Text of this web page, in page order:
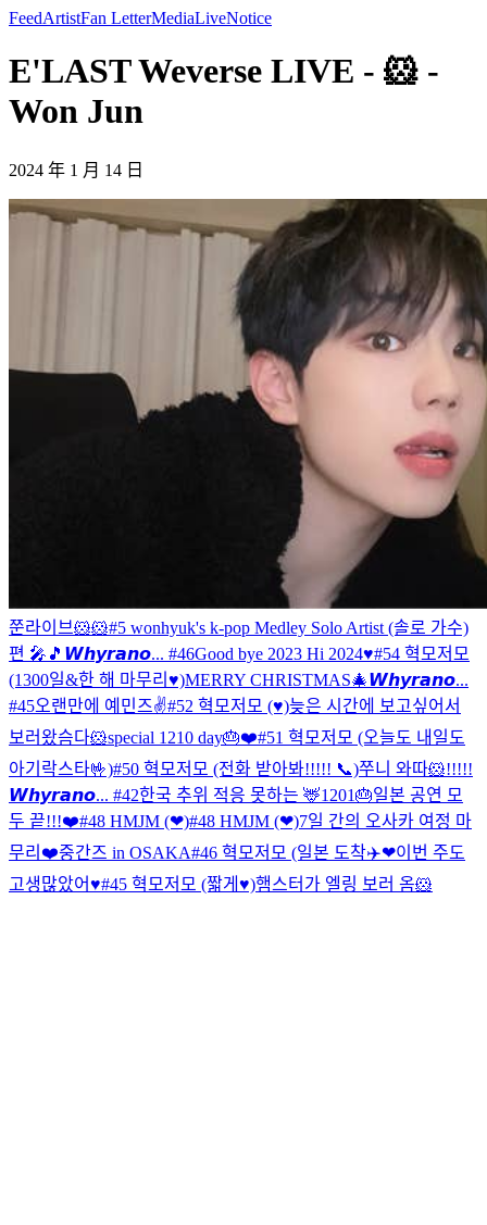
FeedArtistFan LetterMediaLiveNotice
E'LAST Weverse LIVE - 🐹 -
Won Jun
2024 年 1 月 14 日
쭌라이브🐹🐹#5 wonhyuk's k-pop Medley Solo Artist (솔로 가수)
편 🎤🎵 𝙒𝙝𝙮𝙧𝙖𝙣𝙤... #46Good bye 2023 Hi 2024♥#54 혁모저모
(1300일&한 해 마무리♥)MERRY CHRISTMAS🎄𝙒𝙝𝙮𝙧𝙖𝙣𝙤...
#45오랜만에 예민즈✌️#52 혁모저모 (♥)늦은 시간에 보고싶어서
보러왔슴다🐹special 1210 day🎂❤️#51 혁모저모 (오늘도 내일도
아기락스타🤟)#50 혁모저모 (전화 받아봐!!!!! 📞)쭈니 와따🐹!!!!!
𝙒𝙝𝙮𝙧𝙖𝙣𝙤... #42한국 추위 적응 못하는 🦌1201🎂일본 공연 모
두 끝!!!❤️#48 HMJM (❤)#48 HMJM (❤)7일 간의 오사카 여정 마
무리❤️중간즈 in OSAKA#46 혁모저모 (일본 도착✈️❤이번 주도
고생많았어♥#45 혁모저모 (짧게♥)햄스터가 엘링 보러 옴🐹